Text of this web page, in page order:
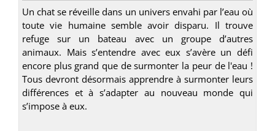
Un chat se réveille dans un univers envahi par l’eau où
toute vie humaine semble avoir disparu. Il trouve
refuge sur un bateau avec un groupe d’autres
animaux. Mais s’entendre avec eux s’avère un défi
encore plus grand que de surmonter la peur de l'eau !
Tous devront désormais apprendre à surmonter leurs
différences et à s’adapter au nouveau monde qui
s’impose à eux.